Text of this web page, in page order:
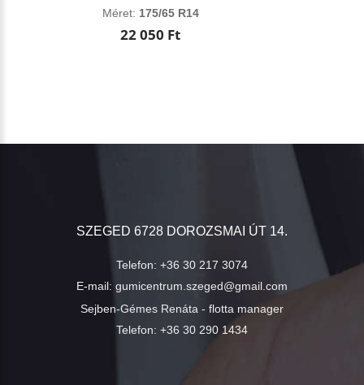
Méret: 175/65 R14
22 050 Ft
SZEGED 6728 DOROZSMAI ÚT 14.
Telefon: +36 30 217 3074
E-mail: gumicentrum.szeged@gmail.com
Sejben-Gémes Renáta - flotta manager
Telefon: +36 30 290 1434